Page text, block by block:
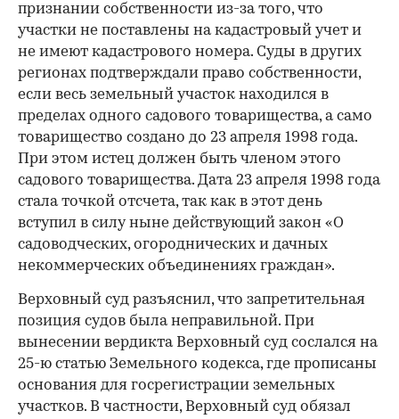
признании собственности из-за того, что
участки не поставлены на кадастровый учет и
не имеют кадастрового номера. Суды в других
регионах подтверждали право собственности,
если весь земельный участок находился в
пределах одного садового товарищества, а само
товарищество создано до 23 апреля 1998 года.
При этом истец должен быть членом этого
садового товарищества. Дата 23 апреля 1998 года
стала точкой отсчета, так как в этот день
вступил в силу ныне действующий закон «О
садоводческих, огороднических и дачных
некоммерческих объединениях граждан».
Верховный суд разъяснил, что запретительная
позиция судов была неправильной. При
вынесении вердикта Верховный суд сослался на
25-ю статью Земельного кодекса, где прописаны
основания для госрегистрации земельных
участков. В частности, Верховный суд обязал